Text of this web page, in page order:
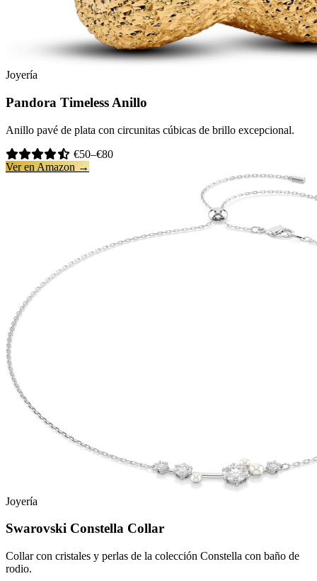
Joyería
Pandora Timeless Anillo
Anillo pavé de plata con circunitas cúbicas de brillo excepcional.
€50–€80
Ver en Amazon →
Joyería
Swarovski Constella Collar
Collar con cristales y perlas de la colección Constella con baño de
rodio.